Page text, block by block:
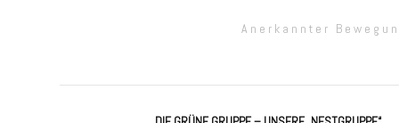
Kooperationspartner
Anerkannter